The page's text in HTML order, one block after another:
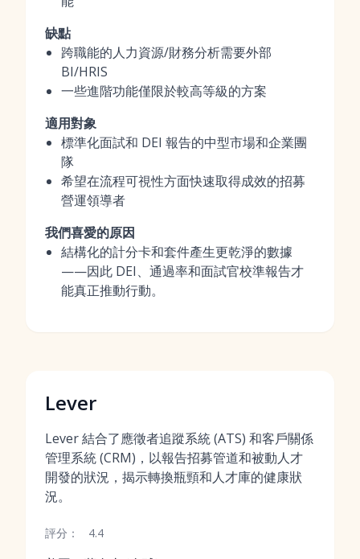
缺點
跨職能的人力資源/財務分析需要外部
BI/HRIS
一些進階功能僅限於較高等級的方案
適用對象
標準化面試和 DEI 報告的中型市場和企業團
隊
希望在流程可視性方面快速取得成效的招募
營運領導者
我們喜愛的原因
結構化的計分卡和套件產生更乾淨的數據
——因此 DEI、通過率和面試官校準報告才
能真正推動行動。
Lever
Lever 結合了應徵者追蹤系統 (ATS) 和客戶關係
管理系統 (CRM)，以報告招募管道和被動人才
開發的狀況，揭示轉換瓶頸和人才庫的健康狀
況。
評分： 4.4